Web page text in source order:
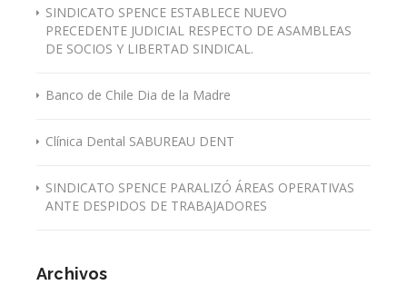
SINDICATO SPENCE ESTABLECE NUEVO
PRECEDENTE JUDICIAL RESPECTO DE ASAMBLEAS
DE SOCIOS Y LIBERTAD SINDICAL.
Banco de Chile Dia de la Madre
Clínica Dental SABUREAU DENT
SINDICATO SPENCE PARALIZÓ ÁREAS OPERATIVAS
ANTE DESPIDOS DE TRABAJADORES
Archivos